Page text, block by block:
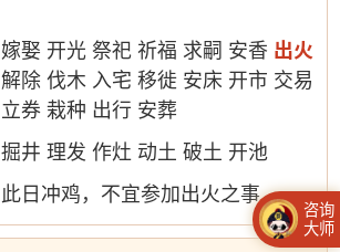
嫁娶 开光 祭祀 祈福 求嗣 安香 出火
解除 伐木 入宅 移徙 安床 开市 交易
立券 栽种 出行 安葬
掘井 理发 作灶 动土 破土 开池
此日冲鸡，不宜参加出火之事
咨询
大师